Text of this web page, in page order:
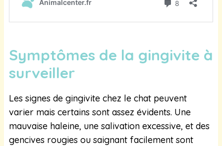
Symptômes de la gingivite à
surveiller
Les signes de gingivite chez le chat peuvent
varier mais certains sont assez évidents. Une
mauvaise haleine, une salivation excessive, et des
gencives rougies ou saignant facilement sont